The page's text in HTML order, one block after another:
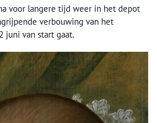
voor langere tijd weer in het depot
verbouwing van het
juni van start gaat.